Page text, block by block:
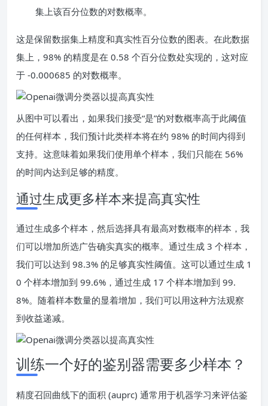
集上该百分位数的对数概率。
这是保留数据集上精度和真实性百分位数的图表。在此数据
集上，98% 的精度是在 0.58 个百分位数处实现的，这对应
于 -0.000685 的对数概率。
从图中可以看出，如果我们接受“是”的对数概率高于此阈值
的任何样本，我们预计此类样本将在约 98% 的时间内得到
支持。这意味着如果我们使用单个样本，我们只能在 56%
的时间内达到足够的精度。
通过生成更多样本来提高真实性
通过生成多个样本，然后选择具有最高对数概率的样本，我
们可以增加所选广告确实真实的概率。通过生成 3 个样本，
我们可以达到 98.3% 的足够真实性阈值。这可以通过生成 1
0 个样本增加到 99.6%，通过生成 17 个样本增加到 99.
8%。随着样本数量的显着增加，我们可以用这种方法观察
到收益递减。
训练一个好的鉴别器需要多少样本？
精度召回曲线下的面积 (auprc) 通常用于机器学习来评估鉴